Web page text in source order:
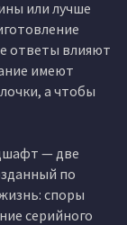
или лучше
ответы влияют
имеют
а чтобы
— две
по
споры
серийного